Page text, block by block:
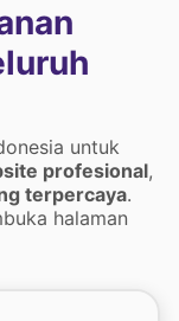
untuk
profesional,
terpercaya.
halaman